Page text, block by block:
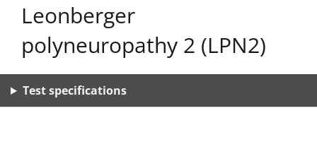
Leonberger
polyneuropathy 2 (LPN2)
Test specifications